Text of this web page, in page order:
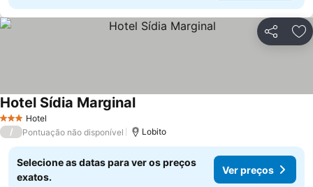
Partilhar
3 EstrelasHotel
Hotel Sídia MarginalVer preços
/ Pontuação não disponível Lobito
Selecione as datas para ver os preços
exatos.
Ver preços